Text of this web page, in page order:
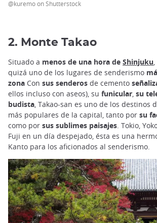
@kuremo on Shutterstock
2. Monte Takao
Situado a menos de una hora de Shinjuku
quizá uno de los lugares de senderismo
zona Con sus senderos de cemento
ellos incluso con aseos), su funicular su
budista , Takao-san es uno de los destinos
más populares de la capital, tanto por su
como por sus sublimes paisajes . Tokio,
Fuji en un día despejado, ésta es una
Kanto para los aficionados al senderismo.